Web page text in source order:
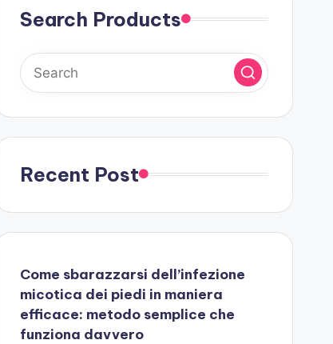
Search Products
Recent Post
Come sbarazzarsi dell’infezione
micotica dei piedi in maniera
efficace: metodo semplice che
funziona davvero